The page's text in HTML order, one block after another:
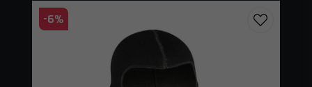
-6%